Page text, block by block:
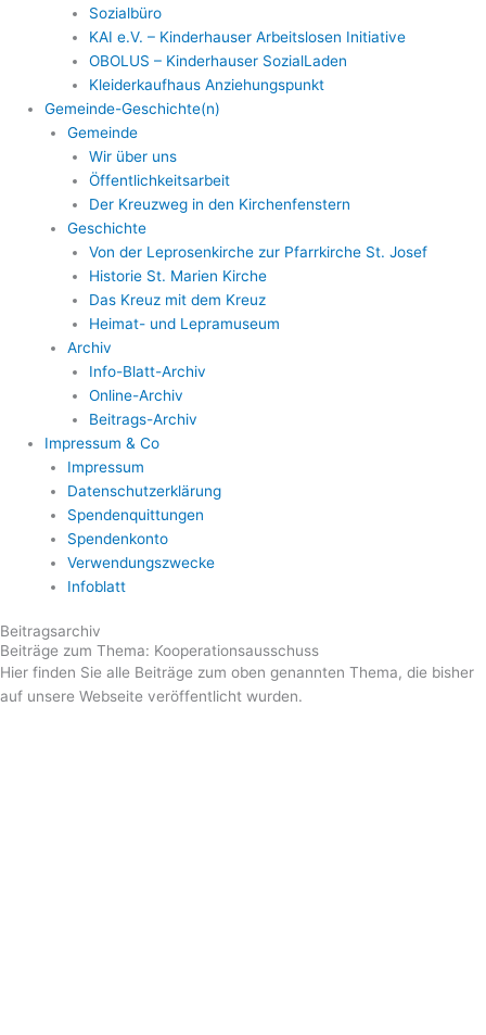
Sozialbüro
KAI e.V. – Kinderhauser Arbeitslosen Initiative
OBOLUS – Kinderhauser SozialLaden
Kleiderkaufhaus Anziehungspunkt
Gemeinde-Geschichte(n)
Gemeinde
Wir über uns
Öffentlichkeitsarbeit
Der Kreuzweg in den Kirchenfenstern
Geschichte
Von der Leprosenkirche zur Pfarrkirche St. Josef
Historie St. Marien Kirche
Das Kreuz mit dem Kreuz
Heimat- und Lepramuseum
Archiv
Info-Blatt-Archiv
Online-Archiv
Beitrags-Archiv
Impressum & Co
Impressum
Datenschutzerklärung
Spendenquittungen
Spendenkonto
Verwendungszwecke
Infoblatt
Beitragsarchiv
Beiträge zum Thema: Kooperationsausschuss
Hier finden Sie alle Beiträge zum oben genannten Thema, die bisher
auf unsere Webseite veröffentlicht wurden.